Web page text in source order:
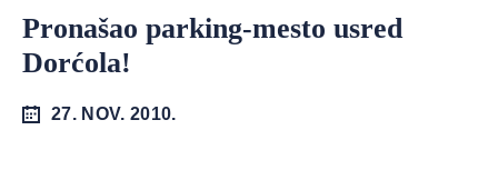
Pronašao parking-mesto usred
Dorćola!
27. NOV. 2010.